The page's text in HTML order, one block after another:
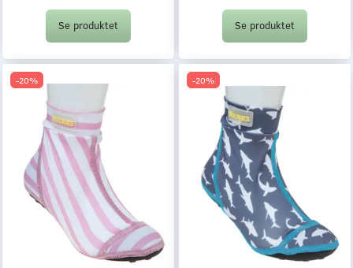
Se produktet Se produktet
-20% -20%